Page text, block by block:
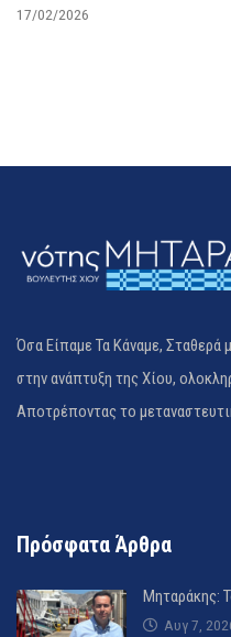
17/02/2026
Όσα Είπαμε Τα Κάναμε, Σταθερά
στην ανάπτυξη της Χίου,
Αποτρέποντας το
Πρόσφατα Άρθρα
Μηταράκης:
Αυγ 7,